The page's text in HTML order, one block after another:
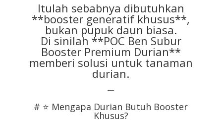
Itulah sebabnya dibutuhkan
**booster generatif khusus**,
bukan pupuk daun biasa.
Di sinilah **POC Ben Subur
Booster Premium Durian**
memberi solusi untuk tanaman
durian.
—
# ⭐ Mengapa Durian Butuh Booster
Khusus?